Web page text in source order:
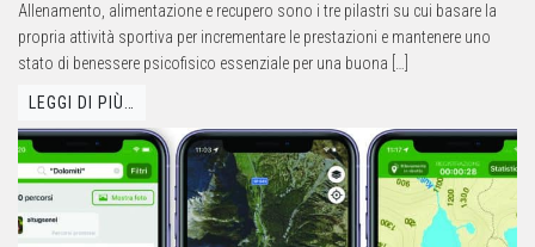
Allenamento, alimentazione e recupero sono i tre pilastri su cui basare la
propria attività sportiva per incrementare le prestazioni e mantenere uno
stato di benessere psicofisico essenziale per una buona […]
LEGGI DI PIÙ…